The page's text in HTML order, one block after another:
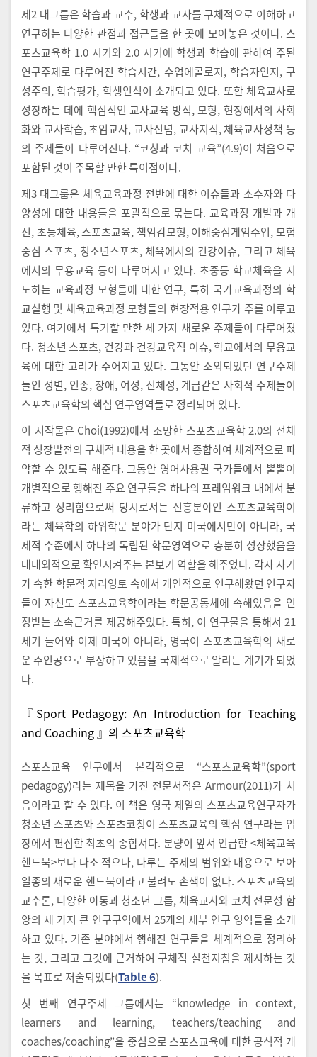
제2 대그룹은 학습과 교수, 학생과 교사를 구체적으로 이해하고
연구하는 다양한 관점과 접근들을 한 곳에 모아놓은 것이다. 스
포츠교육학 1.0 시기와 2.0 시기에 학생과 학습에 관하여 주된
연구주제로 다루어진 학습시간, 수업에콜로지, 학습자인지, 구
성주의, 학습평가, 학생인식이 소개되고 있다. 또한 체육교사로
성장하는 데에 핵심적인 교사교육 방식, 모형, 현장에서의 사회
화와 교사학습, 초임교사, 교사신념, 교사지식, 체육교사정책 등
의 주제들이 다루어진다. “코칭과 코치 교육”(4.9)이 처음으로
포함된 것이 주목할 만한 특이점이다.
제3 대그룹은 체육교육과정 전반에 대한 이슈들과 소수자와 다
양성에 대한 내용들을 포괄적으로 묶는다. 교육과정 개발과 개
선, 초등체육, 스포츠교육, 책임감모형, 이해중심게임수업, 모험
중심 스포츠, 청소년스포츠, 체육에서의 건강이슈, 그리고 체육
에서의 무용교육 등이 다루어지고 있다. 초중등 학교체육을 지
도하는 교육과정 모형들에 대한 연구, 특히 국가교육과정의 학
교실행 및 체육교육과정 모형들의 현장적용 연구가 주를 이루고
있다. 여기에서 특기할 만한 세 가지 새로운 주제들이 다루어졌
다. 청소년 스포츠, 건강과 건강교육적 이슈, 학교에서의 무용교
육에 대한 고려가 주어지고 있다. 그동안 소외되었던 연구주제
들인 성별, 인종, 장애, 여성, 신체성, 계급같은 사회적 주제들이
스포츠교육학의 핵심 연구영역들로 정리되어 있다.
이 저작물은 Choi(1992)에서 조망한 스포츠교육학 2.0의 전체
적 성장발전의 구체적 내용을 한 곳에서 종합하여 체계적으로 파
악할 수 있도록 해준다. 그동안 영어사용권 국가들에서 뿔뿔이
개별적으로 행해진 주요 연구들을 하나의 프레임워크 내에서 분
류하고 정리함으로써 당시로서는 신흥분야인 스포츠교육학이
라는 체육학의 하위학문 분야가 단지 미국에서만이 아니라, 국
제적 수준에서 하나의 독립된 학문영역으로 충분히 성장했음을
대내외적으로 확인시켜주는 본보기 역할을 해주었다. 각자 자기
가 속한 학문적 지리영토 속에서 개인적으로 연구해왔던 연구자
들이 자신도 스포츠교육학이라는 학문공동체에 속해있음을 인
정받는 소속근거를 제공해주었다. 특히, 이 연구물을 통해서 21
세기 들어와 이제 미국이 아니라, 영국이 스포츠교육학의 새로
운 주인공으로 부상하고 있음을 국제적으로 알리는 계기가 되었
다.
『Sport Pedagogy: An Introduction for Teaching
and Coaching 』의 스포츠교육학
스포츠교육 연구에서 본격적으로 “스포츠교육학”(sport
pedagogy)라는 제목을 가진 전문서적은 Armour(2011)가 처
음이라고 할 수 있다. 이 책은 영국 제일의 스포츠교육연구자가
청소년 스포츠와 스포츠코칭이 스포츠교육의 핵심 연구라는 입
장에서 편집한 최초의 종합서다. 분량이 앞서 언급한 <체육교육
핸드북>보다 다소 적으나, 다루는 주제의 범위와 내용으로 보아
일종의 새로운 핸드북이라고 불려도 손색이 없다. 스포츠교육의
교수론, 다양한 아동과 청소년 그룹, 체육교사와 코치 전문성 함
양의 세 가지 큰 연구구역에서 25개의 세부 연구 영역들을 소개
하고 있다. 기존 분야에서 행해진 연구들을 체계적으로 정리하
는 것, 그리고 그것에 근거하여 구체적 실천지침을 제시하는 것
을 목표로 저술되었다(Table 6).
첫 번째 연구주제 그룹에서는 “knowledge in context,
learners and learning, teachers/teaching and
coaches/coaching”을 중심으로 스포츠교육에 대한 공식적 개